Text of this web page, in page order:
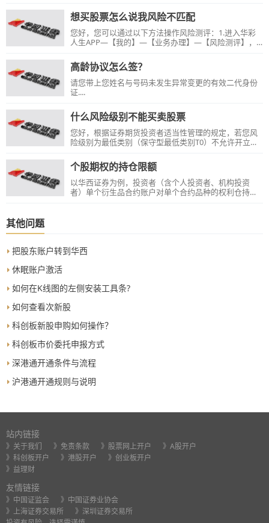
务、盈利能力、竞争情况、市盈率与行业平均水平的比
较、发行价格等因素，谨慎参与新股投资。
想买股票怎么说我风险不匹配
您好，您可以通过以下方法操作风险测评：1.进入华彩
人生APP—【我的】—【业务办理】—【风险测评】，
http://m.hx168.com.cn/wei/ywbl/#/BusinessHome/Ri
skEvaluation3.PC端访问：
https://trade.hx168.com.cn/trade/logon.jsp 点击这里
登录账户—【投资者风险评估】，根据提示操作。或者
金】—【基金交易账户】—【风险测评】，根据提示操
作。【温馨提示】：1.每天只能进行一次风险承受能力
测评。2.微信端是T+0实时同步，通常过
高龄协议怎么签？
请您带上您姓名与号码未发生异常变更的有效二代身份
证....
什么风险级别不能买卖股票
您好，根据证券期货投资者适当性管理的规定，若您风
险级别为最低类别（保守型最低类别T0）不允许开立证
型T1、谨慎型T2），在签署“产品或服务不适当警示及投
资者确认书”之后是可以参与股票交易的。
个股期权的持仓限额
以华西证券为例，投资者（含个人投资者、机构投资
者）单个衍生品合约账户对单个合约品种的权利仓持仓
其他问题
把股东账户转到华西
休眠账户激活
如何在K线图的左侧安装工具条?
如何查看次新股
科创板新股申购如何操作？
科创板市价委托申报方式
深港通开通条件与流程
沪港通开通规则与说明
站内链接
》关于我们 》免责条款 》股票网上开户
》A股开户
》科创板开户
》港股开户
》创业板开户
》益理财
友情链接
》中国证监会
》中国证券业协会
》上海证券交易所
》深圳证券交易所